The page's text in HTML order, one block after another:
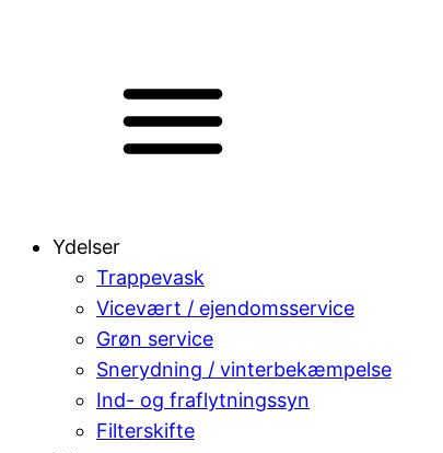
Ydelser
Trappevask
Vicevært / ejendomsservice
Grøn service
Snerydning / vinterbekæmpelse
Ind- og fraflytningssyn
Filterskifte